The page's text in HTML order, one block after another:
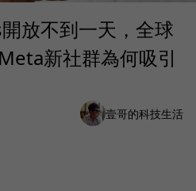
放不到一天，全球
新社群為何吸引
壹哥的科技生活